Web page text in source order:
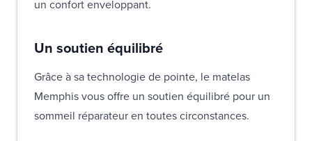
un confort enveloppant.
Un soutien équilibré
Grâce à sa technologie de pointe, le matelas
Memphis vous offre un soutien équilibré pour un
sommeil réparateur en toutes circonstances.